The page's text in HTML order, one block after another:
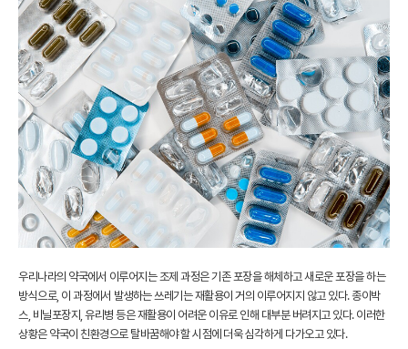
우리나라의 약국에서 이루어지는 조제 과정은 기존 포장을 해체하고 새로운 포장을 하는
방식으로, 이 과정에서 발생하는 쓰레기는 재활용이 거의 이루어지지 않고 있다. 종이박
스, 비닐포장지, 유리병 등은 재활용이 어려운 이유로 인해 대부분 버려지고 있다. 이러한
상황은 약국이 친환경으로 탈바꿈해야 할 시점에 더욱 심각하게 다가오고 있다.